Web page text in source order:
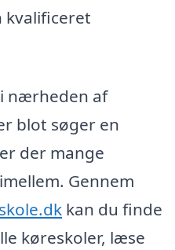
kvalificeret
nærheden af
blot søger en
der mange
Gennem
kan du finde
køreskoler, læse